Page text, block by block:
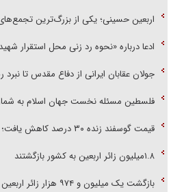
اربعین حسینی؛ یکی از بزرگ‌ترین
ادعا درباره «نحوه رد زنی محل استقرار
جولان عقابان ایرانی از دفاع مقدس تا نبرد
فلسطین مسئله نخست جهان اسلام به
قیمت گوسفند زنده ۳۰ درصد کاهش یافت؛ گوشت ارزان نشد
۱.۸میلیون زائر اربعین به کشور بازگشتند
بازگشت یک میلیون و ۹۷۴ هزار زائر اربعین به کشور